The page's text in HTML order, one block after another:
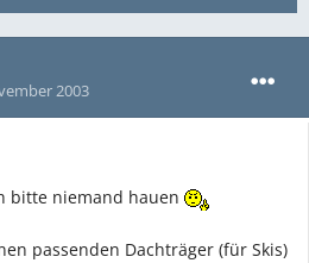
2003
bitte niemand hauen
passenden Dachträger (für Skis)